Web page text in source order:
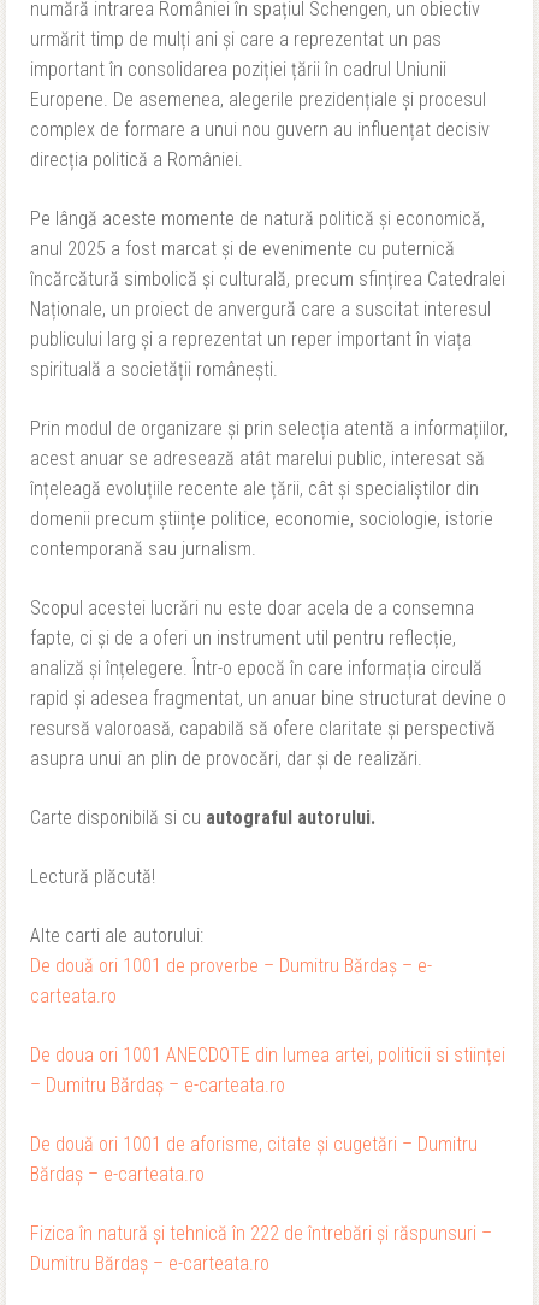
numără intrarea României în spațiul Schengen, un obiectiv
urmărit timp de mulți ani și care a reprezentat un pas
important în consolidarea poziției țării în cadrul Uniunii
Europene. De asemenea, alegerile prezidențiale și procesul
complex de formare a unui nou guvern au influențat decisiv
direcția politică a României.
Pe lângă aceste momente de natură politică și economică,
anul 2025 a fost marcat și de evenimente cu puternică
încărcătură simbolică și culturală, precum sfințirea Catedralei
Naționale, un proiect de anvergură care a suscitat interesul
publicului larg și a reprezentat un reper important în viața
spirituală a societății românești.
Prin modul de organizare și prin selecția atentă a informațiilor,
acest anuar se adresează atât marelui public, interesat să
înțeleagă evoluțiile recente ale țării, cât și specialiștilor din
domenii precum științe politice, economie, sociologie, istorie
contemporană sau jurnalism.
Scopul acestei lucrări nu este doar acela de a consemna
fapte, ci și de a oferi un instrument util pentru reflecție,
analiză și înțelegere. Într-o epocă în care informația circulă
rapid și adesea fragmentat, un anuar bine structurat devine o
resursă valoroasă, capabilă să ofere claritate și perspectivă
asupra unui an plin de provocări, dar și de realizări.
Carte disponibilă si cu autograful autorului.
Lectură plăcută!
Alte carti ale autorului:
De două ori 1001 de proverbe – Dumitru Bărdaș – e-
carteata.ro
De doua ori 1001 ANECDOTE din lumea artei, politicii si stiinței
– Dumitru Bărdaș – e-carteata.ro
De două ori 1001 de aforisme, citate și cugetări – Dumitru
Bărdaș – e-carteata.ro
Fizica în natură și tehnică în 222 de întrebări și răspunsuri –
Dumitru Bărdaș – e-carteata.ro